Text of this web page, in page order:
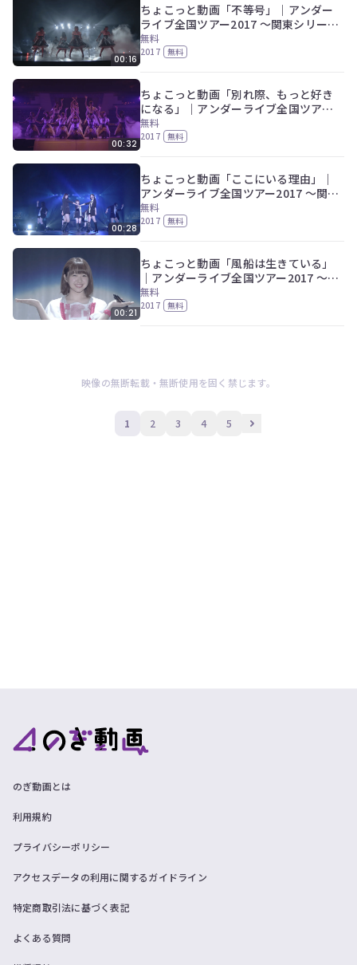
00:16
ちょこっと動画「不等号」｜アンダー
ライブ全国ツアー2017 ～関東シリーズ
東京公演～(最終日夜公演)
無料
2017 無料
00:32
ちょこっと動画「別れ際、もっと好き
になる」｜アンダーライブ全国ツアー
2017 ～関東シリーズ 東京公演～(最終
日夜公演)
無料
2017 無料
00:28
ちょこっと動画「ここにいる理由」｜
アンダーライブ全国ツアー2017 ～関東
シリーズ 東京公演～(最終日夜公演)
無料
2017 無料
00:21
ちょこっと動画「風船は生きている」
｜アンダーライブ全国ツアー2017 ～関
東シリーズ 東京公演～(最終日夜公演)
無料
2017 無料
映像の無断転載・無断使用を固く禁じます。
1 2 3 4 5
のぎ動画とは
利用規約
プライバシーポリシー
アクセスデータの利用に関するガイドライン
特定商取引法に基づく表記
よくある質問